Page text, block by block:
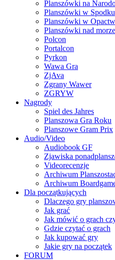
Planszówki na
Planszówki w Spodku
Planszówki w
Planszówki nad
Polcon
Portalcon
Pyrkon
Wawa Gra
ZjAva
Zgrany Wawer
ZGRYW
Nagrody
Spiel des Jahres
Planszowa Gra Roku
Planszowe Gram Prix
Audio/Video
Audiobook GF
Zjawiska
Videorecenzje
Archiwum
Archiwum
Dla początkujących
Dlaczego gry
Jak grać
Jak mówić o grach
Gdzie czytać o grach
Jak kupować gry
Jakie gry na początek
FORUM